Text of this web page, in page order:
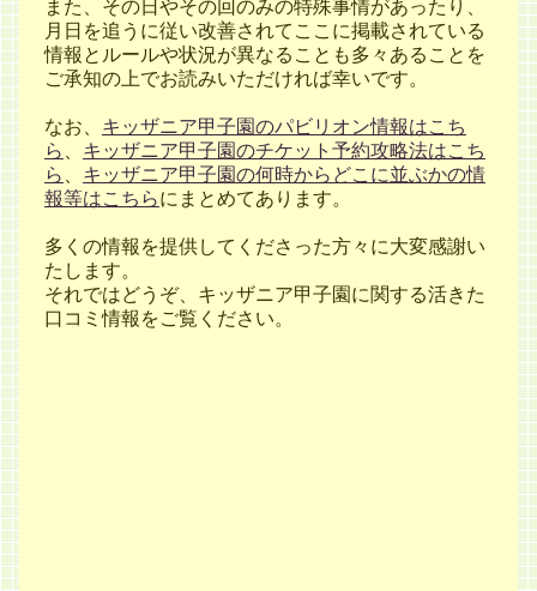
また、その日やその回のみの特殊事情があったり、
月日を追うに従い改善されてここに掲載されている
情報とルールや状況が異なることも多々あることを
ご承知の上でお読みいただければ幸いです。
なお、 キッザニア甲子園のパビリオン情報はこち
ら
キッザニア甲子園のチケット予約攻略法はこち
ら
キッザニア甲子園の何時からどこに並ぶかの情
報等はこちらにまとめてあります。
多くの情報を提供してくださった方々に大変感謝い
たします。
それではどうぞ、キッザニア甲子園に関する活きた
口コミ情報をご覧ください。